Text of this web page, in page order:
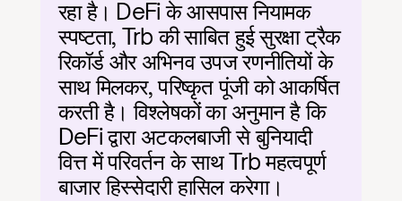
रहा है। DeFi के आसपास नियामक
स्पष्टता, Trb की साबित हुई सुरक्षा ट्रैक
रिकॉर्ड और अभिनव उपज रणनीतियों के
साथ मिलकर, परिष्कृत पूंजी को आकर्षित
करती है। विश्लेषकों का अनुमान है कि
DeFi द्वारा अटकलबाजी से बुनियादी
वित्त में परिवर्तन के साथ Trb महत्वपूर्ण
बाजार हिस्सेदारी हासिल करेगा।